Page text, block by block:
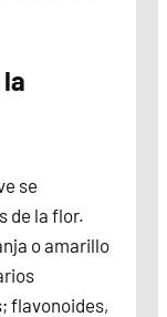
se
de la flor.
o amarillo
flavonoides,